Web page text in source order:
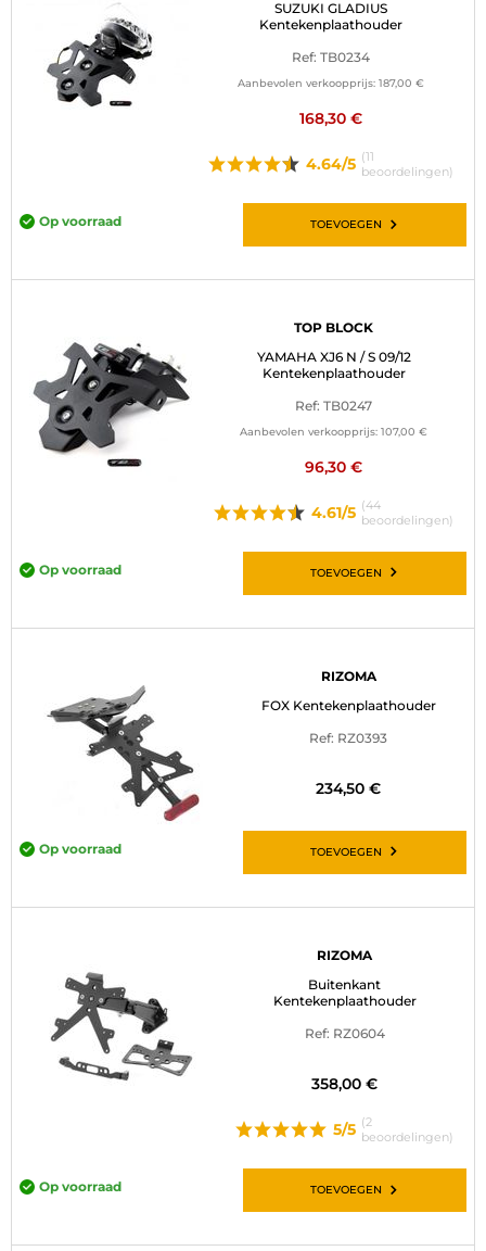
SUZUKI GLADIUS
Kentekenplaathouder
Ref: TB0234
Aanbevolen verkoopprijs: 187,00 €
168,30 €
4.64/5 (11
beoordelingen)
Op voorraad TOEVOEGEN
TOP BLOCK
YAMAHA XJ6 N / S 09/12
Kentekenplaathouder
Ref: TB0247
Aanbevolen verkoopprijs: 107,00 €
96,30 €
4.61/5 (44
beoordelingen)
Op voorraad TOEVOEGEN
RIZOMA
FOX Kentekenplaathouder
Ref: RZ0393
234,50 €
Op voorraad TOEVOEGEN
RIZOMA
Buitenkant
Kentekenplaathouder
Ref: RZ0604
358,00 €
5/5 (2
beoordelingen)
Op voorraad TOEVOEGEN